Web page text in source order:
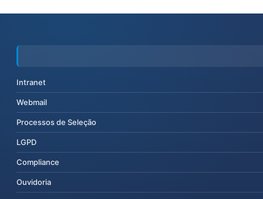
Intranet
Webmail
Processos de Seleção
LGPD
Compliance
Ouvidoria